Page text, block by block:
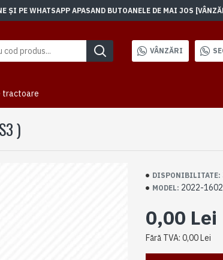
PE WHATSAPP APASAND BUTOANELE DE MAI JOS
VÂNZĂRI
tractoare
)
DISPONIBILITATE:
MODEL: 2022-
0,00 Lei
Fără TVA: 0,00 Lei